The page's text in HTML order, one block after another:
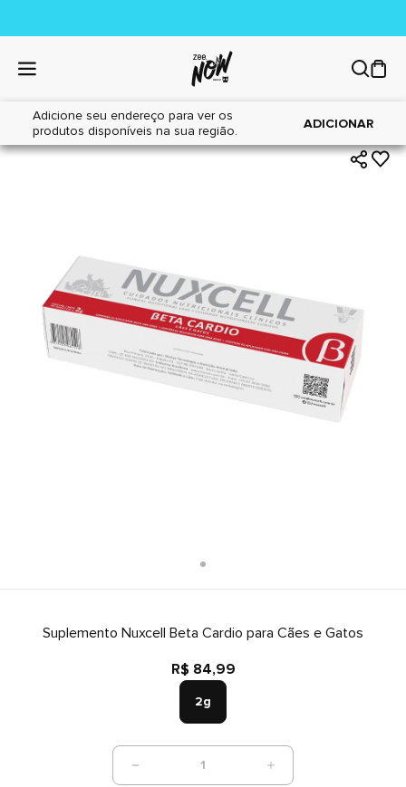
Adicione seu endereço para ver os
produtos disponíveis na sua região.
ADICIONAR
Home|Cães|Farmácia
Suplemento Nuxcell Beta Cardio para Cães e Gatos
R$ 84,99
2g
1